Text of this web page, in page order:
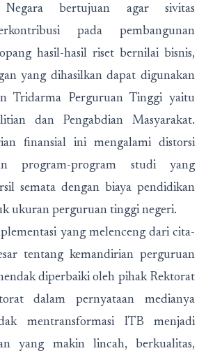
bertujuan agar sivitas
pada pembangunan
hasil-hasil riset bernilai bisnis,
yang dihasilkan dapat digunakan
Tridarma Perguruan Tinggi yaitu
dan Pengabdian Masyarakat.
finansial ini mengalami distorsi
program-program studi yang
semata dengan biaya pendidikan
ukuran perguruan tinggi negeri.
yang melenceng dari cita-
tentang kemandirian perguruan
diperbaiki oleh pihak Rektorat
dalam pernyataan medianya
mentransformasi ITB menjadi
yang makin lincah, berkualitas,